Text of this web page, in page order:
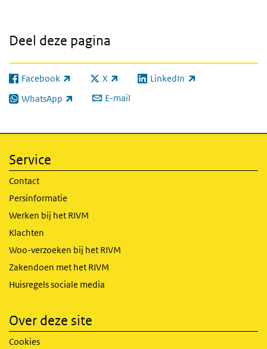
Deel deze pagina
Facebook
(externe link) X
(externe link) LinkedIn
(externe link)
WhatsApp
(externe link) E-mail
Service
Contact
Persinformatie
Werken bij het RIVM
Klachten
Woo-verzoeken bij het RIVM
Zakendoen met het RIVM
Huisregels sociale media
Over deze site
Cookies